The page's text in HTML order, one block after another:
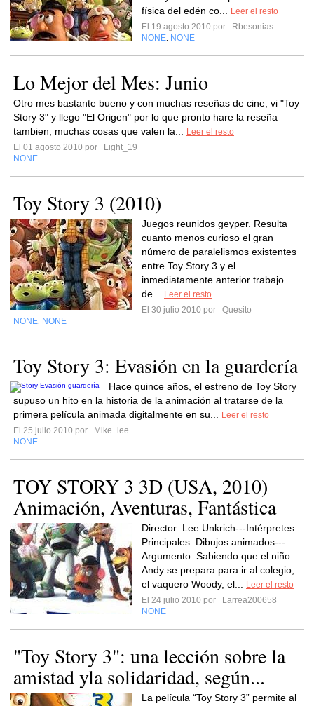
física del edén co...
Leer el resto
El 19 agosto 2010 por
Rbesonias
NONE NONE
Lo Mejor del Mes: Junio
Otro mes bastante bueno y con muchas reseñas de cine, vi "Toy
Story 3" y llego "El Origen" por lo que pronto hare la reseña
tambien, muchas cosas que valen la...
Leer el resto
El 01 agosto 2010 por
Light_19
NONE
Toy Story 3 (2010)
Juegos reunidos geyper. Resulta
cuanto menos curioso el gran
número de paralelismos existentes
entre Toy Story 3 y el
inmediatamente anterior trabajo
de...
Leer el resto
El 30 julio 2010 por
Quesito
NONE NONE
Toy Story 3: Evasión en la guardería
Hace quince años, el estreno de Toy Story
supuso un hito en la historia de la animación al tratarse de la
primera película animada digitalmente en su...
Leer el resto
El 25 julio 2010 por
Mike_lee
NONE
TOY STORY 3 3D (USA, 2010)
Animación, Aventuras, Fantástica
Director: Lee Unkrich---Intérpretes
Principales: Dibujos animados---
Argumento: Sabiendo que el niño
Andy se prepara para ir al colegio,
el vaquero Woody, el...
Leer el resto
El 24 julio 2010 por
Larrea200658
NONE
"Toy Story 3": una lección sobre la
amistad yla solidaridad, según...
La película “Toy Story 3” permite al